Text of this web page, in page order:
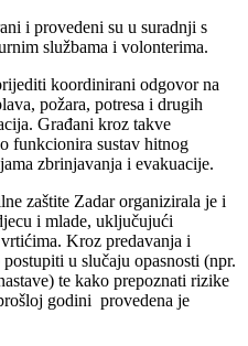
i provedeni su u suradnji s
službama i volonterima.
koordinirani odgovor na
požara, potresa i drugih
Građani kroz takve
funkcionira sustav hitnog
zbrinjavanja i evakuacije.
zaštite Zadar organizirala je i
i mlade, uključujući
Kroz predavanja i
u slučaju opasnosti (npr.
te kako prepoznati rizike
godini provedena je